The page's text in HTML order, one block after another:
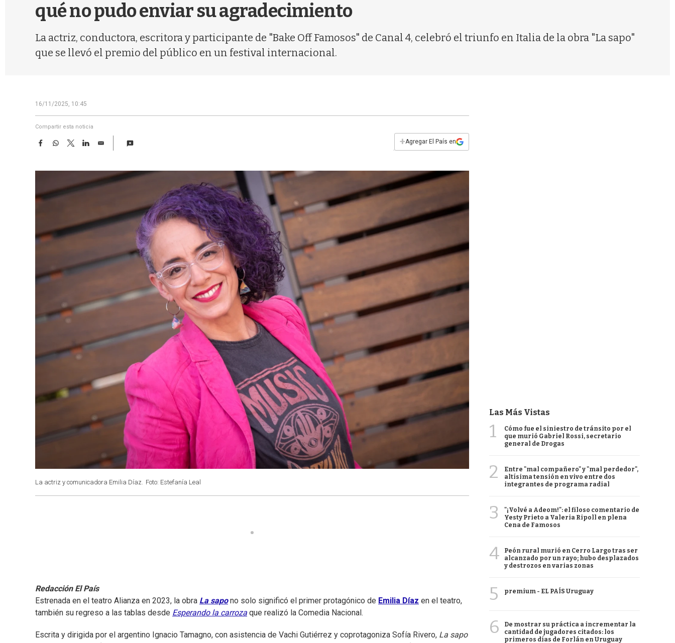
qué no pudo enviar su agradecimiento
La actriz, conductora, escritora y participante de "Bake Off Famosos" de Canal 4, celebró el triunfo en Italia de la obra "La sapo"
que se llevó el premio del público en un festival internacional.
16/11/2025, 10:45
Compartir esta noticia
F
e
o
o
W
t
A
p
T
w
t
e
L
k
e
d
E
i
l
+Agregar El País en
La actriz y comunicadora Emilia Díaz. Foto: Estefanía Leal
Redacción El País
Estrenada en el teatro Alianza en 2023, la obra La sapono solo significó el primer protagónico de Emilia Díaz en el teatro,
también su regreso a las tablas desde Esperando la carroza que realizó la Comedia Nacional.
Escrita y dirigida por el argentino Ignacio Tamagno, con asistencia de Vachi Gutiérrez y coprotagoniza Sofía Rivero, La sapo
Las Más Vistas
1
Cómo fue el siniestro de tránsito por el
que murió Gabriel Rossi, secretario
general de Drogas
2
Entre "mal compañero" y "mal perdedor",
altísima tensión en vivo entre dos
integrantes de programa radial
3
"¡Volvé a Adeom!": el filoso comentario de
Yesty Prieto a Valeria Ripoll en plena
Cena de Famosos
4
Peón rural murió en Cerro Largo tras ser
alcanzado por un rayo; hubo desplazados
y destrozos en varias zonas
5 premium - EL PAÍS Uruguay
6
De mostrar su práctica a incrementar la
cantidad de jugadores citados: los
primeros días de Forlán en Uruguay